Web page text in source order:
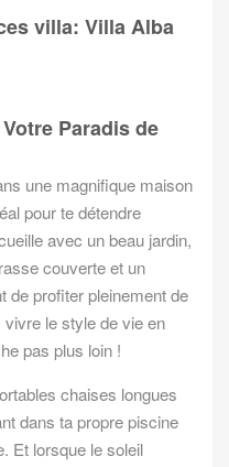
villa: Villa Alba
Paradis de
une magnifique maison
pour te détendre
avec un beau jardin,
couverte et un
de profiter pleinement de
vivre le style de vie en
pas plus loin !
chaises longues
dans ta propre piscine
Et lorsque le soleil